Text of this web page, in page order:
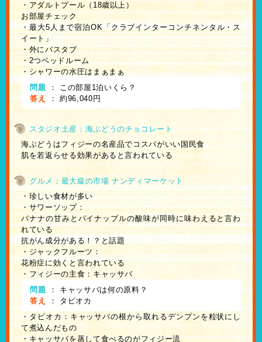
・アダルトプール（18歳以上）
お部屋チェック
・最大5人まで宿泊OK「クラブインターコンチネンタル・ス
イート」
・外にバスタブ
・2つベッドルーム
・シャワーの水圧はまぁまぁ
問題
： この部屋1泊いくら？
答え
： 約96,040円
スタジオ土産：海ぶどうのチョコレート
海ぶどうはフィジーの名産品でコスパがいい国民食
肌を若返らせる効果があると言われている
グルメ：最大級の市場 ナンディマーケット
・珍しい食材が多い
・サワーソップ：
バナナの甘みとパイナップルの酸味が同時に味わえると言わ
れている
抗がん成分がある！？と話題
・ジャックフルーツ：
花粉症に効くと言われている
・フィジーの主食：キャッサバ
問題
： キャッサバは何の原料？
答え
： タピオカ
・タピオカ：キャッサバの根から取れるデンプンを粒状にし
て煮込んだもの
・キャッサバを蒸して食べるのがフィジー流